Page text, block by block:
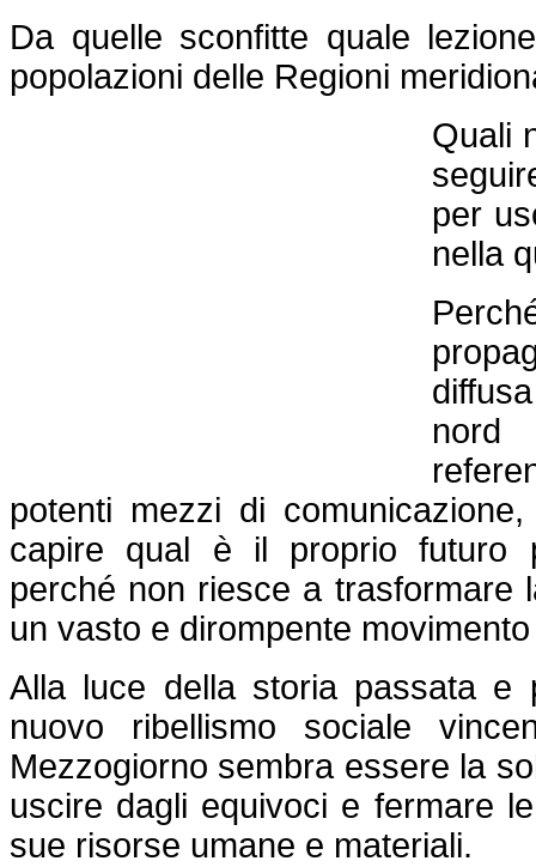
Da quelle sconfitte quale
popolazioni delle Regioni
Quali
per
nella
potenti mezzi di
capire qual è il proprio futuro
perché non riesce a trasformare
un vasto e dirompente
Alla luce della storia passata e
nuovo ribellismo sociale
Mezzogiorno sembra essere la
uscire dagli equivoci e fermare
sue risorse umane e materiali.